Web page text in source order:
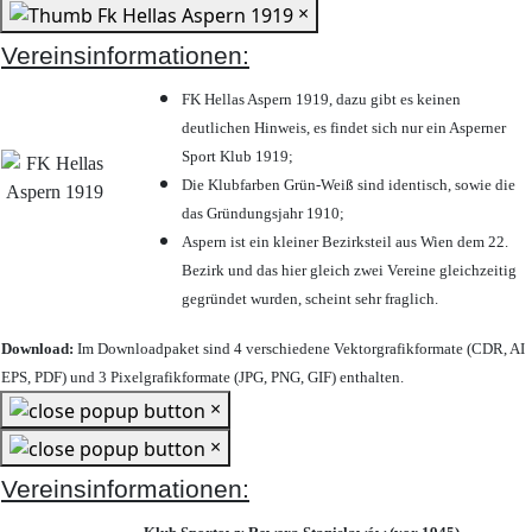
×
Vereinsinformationen:
FK Hellas Aspern 1919, dazu gibt es keinen
deutlichen Hinweis, es findet sich nur ein Asperner
Sport Klub 1919;
Die Klubfarben Grün-Weiß sind identisch, sowie die
das Gründungsjahr 1910;
Aspern ist ein kleiner Bezirksteil aus Wien dem 22.
Bezirk und das hier gleich zwei Vereine gleichzeitig
gegründet wurden, scheint sehr fraglich.
Download: Im Downloadpaket sind 4 verschiedene Vektorgrafikformate (CDR, AI
EPS, PDF) und 3 Pixelgrafikformate (JPG, PNG, GIF) enthalten.
×
×
Vereinsinformationen: